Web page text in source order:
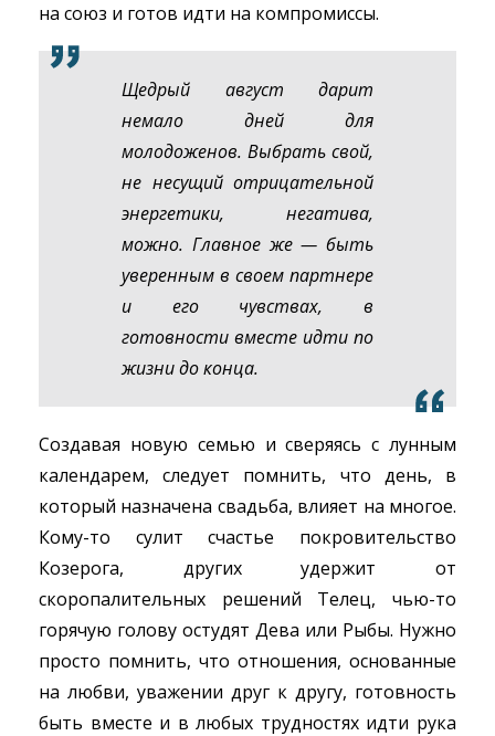
на союз и готов идти на компромиссы.
Щедрый август дарит
немало дней для
молодоженов. Выбрать свой,
не несущий отрицательной
энергетики, негатива,
можно. Главное же — быть
уверенным в своем партнере
и его чувствах, в
готовности вместе идти по
жизни до конца.
Создавая новую семью и сверяясь с лунным
календарем, следует помнить, что день, в
который назначена свадьба, влияет на многое.
Кому-то сулит счастье покровительство
Козерога, других удержит от
скоропалительных решений Телец, чью-то
горячую голову остудят Дева или Рыбы. Нужно
просто помнить, что отношения, основанные
на любви, уважении друг к другу, готовность
быть вместе и в любых трудностях идти рука